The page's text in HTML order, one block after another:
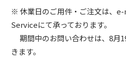
※ 休業日のご用件・ご注文は、
Serviceにて承っております。
期間中のお問い合わせは、8月
きます。